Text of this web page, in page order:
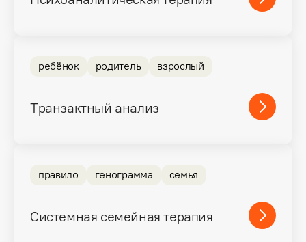
Транзактный анализ
ребёнок родитель взрослый
Системная семейная терапия
правило генограмма семья